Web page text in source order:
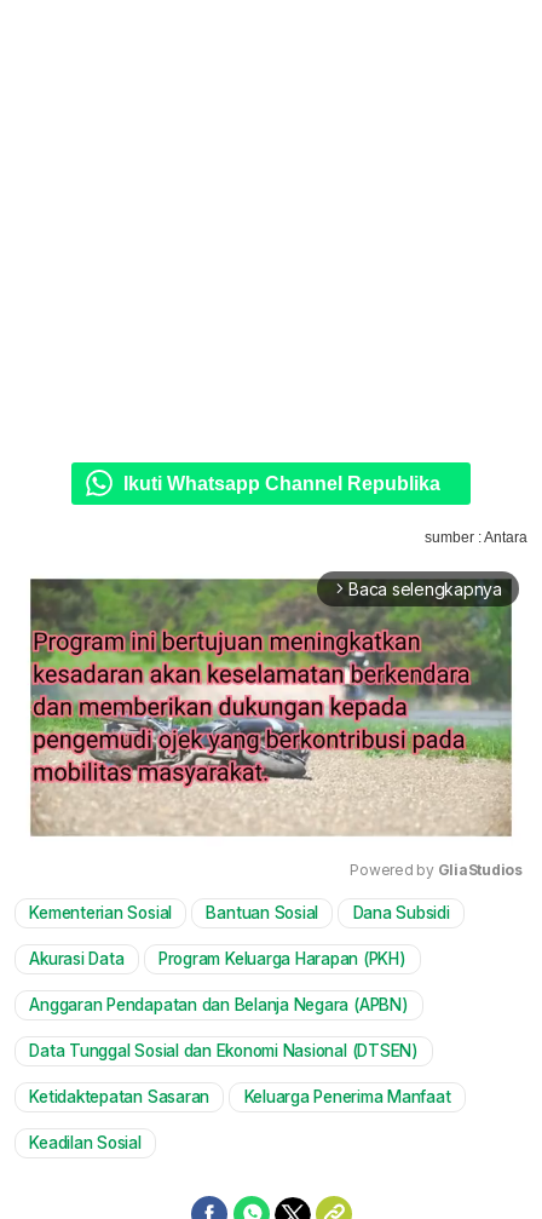
Ikuti Whatsapp Channel Republika
sumber : Antara
arrow_forward_ios Baca selengkapnya
Mute
Powered by GliaStudios
Kementerian Sosial Bantuan Sosial Dana Subsidi
Akurasi Data Program Keluarga Harapan (PKH)
Anggaran Pendapatan dan Belanja Negara (APBN)
Data Tunggal Sosial dan Ekonomi Nasional (DTSEN)
Ketidaktepatan Sasaran Keluarga Penerima Manfaat
Keadilan Sosial